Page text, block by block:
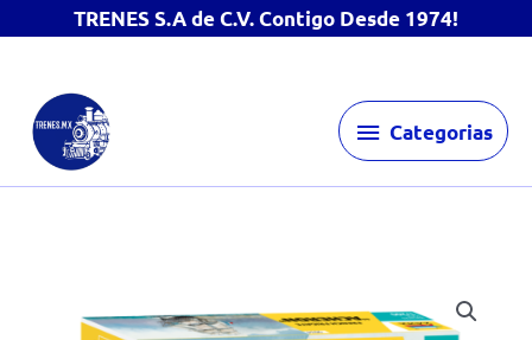
TRENES S.A de C.V. Contigo Desde 1974!
contenido
Categorias
Categorias